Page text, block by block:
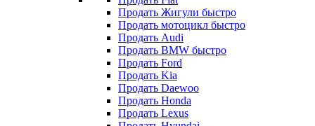
Продать Жигули быстро
Продать мотоцикл быстро
Продать Audi
Продать BMW быстро
Продать Ford
Продать Kia
Продать Daewoo
Продать Honda
Продать Lexus